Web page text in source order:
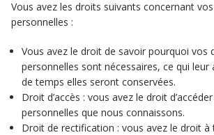
Vous avez les droits suivants concernant
personnelles :
Vous avez le droit de savoir pourquoi vos
personnelles sont nécessaires, ce qui leur
de temps elles seront conservées.
Droit d’accès : vous avez le droit
personnelles que nous connaissons.
Droit de rectification : vous avez le droit